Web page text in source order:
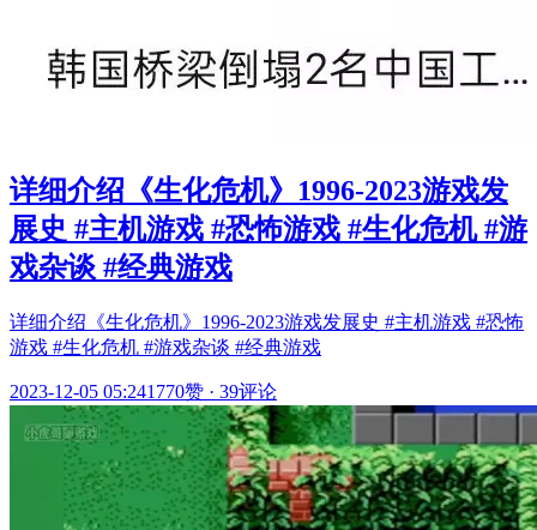
详细介绍《生化危机》1996-2023游戏发
展史 #主机游戏 #恐怖游戏 #生化危机 #游
戏杂谈 #经典游戏
详细介绍《生化危机》1996-2023游戏发展史 #主机游戏 #恐怖
游戏 #生化危机 #游戏杂谈 #经典游戏
2023-12-05 05:241770赞 · 39评论